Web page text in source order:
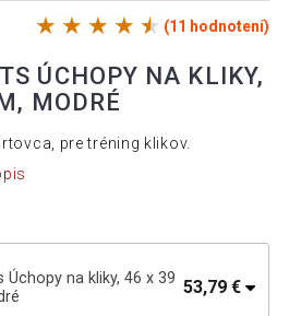
(11 hodnotení)
ÚCHOPY NA KLIKY,
MODRÉ
pre tréning klikov.
Úchopy na kliky, 46 x 39 53,79 €